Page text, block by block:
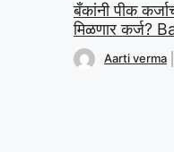
बँकांनी पीक
मिळणार कर्ज?
Aarti verma